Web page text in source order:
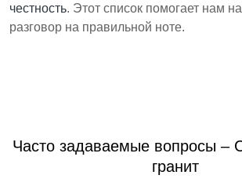
честность. Этот список помогает нам
разговор на правильной ноте.
Часто задаваемые вопросы –
гранит